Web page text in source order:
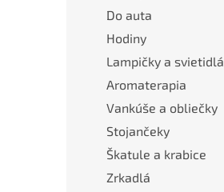
Do auta
Hodiny
Lampičky a svietidlá
Aromaterapia
Vankúše a obliečky
Stojančeky
Škatule a krabice
Zrkadlá